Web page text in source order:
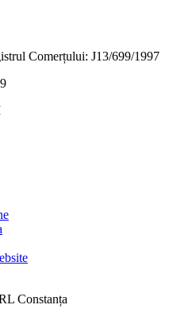
Comerțului: J13/699/1997
Constanța